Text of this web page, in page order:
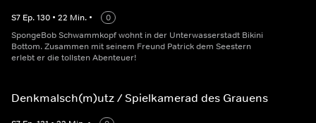
S7 Ep.130 • 22 Min. •
0
SpongeBob Schwammkopf wohnt in der Unterwasserstadt Bikini
Bottom. Zusammen mit seinem Freund Patrick dem Seestern
erlebt er die tollsten Abenteuer!
Denkmalsch(m)utz / Spielkamerad des Grauens